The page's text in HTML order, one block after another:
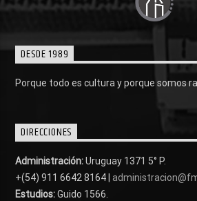
DESDE 1989
Porque todo es cultura y porque somos
DIRECCIONES
Administración:Uruguay 1371 5° P.
+(54) 911 6642 8164 |
Estudios:Guido 1566.